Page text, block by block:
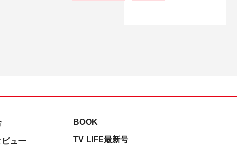
ュー
BOOK
TV LIFE最新号